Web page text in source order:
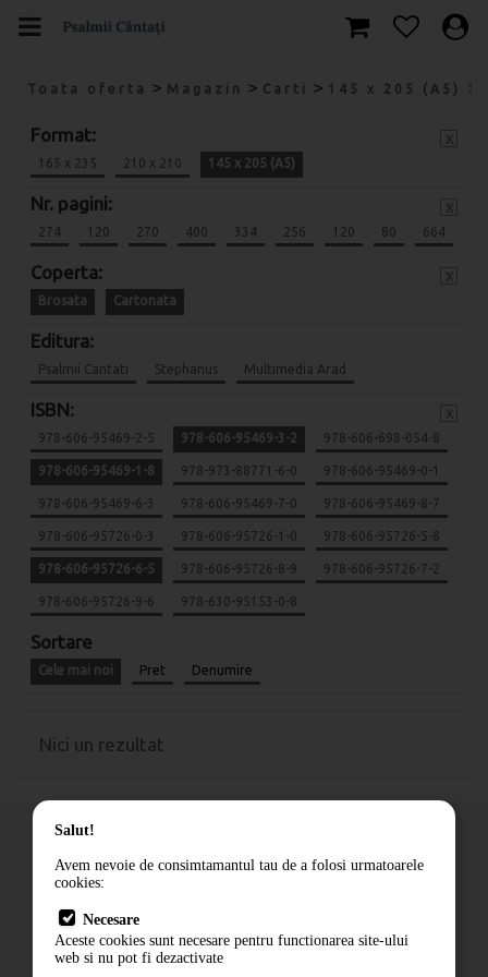
Toata oferta > Magazin > Carti > 145 x 205 (A5)
Format:
165 x 235 210 x 210 145 x 205 (A5)
Nr. pagini:
274 120 270 400 334 256 120 80 664
Coperta:
Brosata Cartonata
Editura:
Psalmii Cantati Stephanus Multimedia Arad
ISBN:
978-606-95469-2-5 978-606-95469-3-2 978-606-698-054-8
978-606-95469-1-8 978-973-88771-6-0 978-606-95469-0-1
978-606-95469-6-3 978-606-95469-7-0 978-606-95469-8-7
978-606-95726-0-3 978-606-95726-1-0 978-606-95726-5-8
978-606-95726-6-5 978-606-95726-8-9 978-606-95726-7-2
978-606-95726-9-6 978-630-95153-0-8
Sortare
Cele mai noi Pret Denumire
Nici un rezultat
Cum comand
Livrare
Contact
Salut!
Avem nevoie de consimtamantul tau de a folosi urmatoarele
cookies:
Necesare
Aceste cookies sunt necesare pentru functionarea site-ului
web si nu pot fi dezactivate